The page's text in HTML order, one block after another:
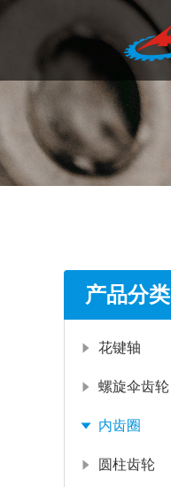
产品分类
花键轴
螺旋伞齿轮
内齿圈
圆柱齿轮